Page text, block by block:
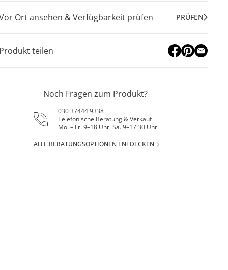
Ort ansehen & Verfügbarkeit prüfen PRÜFEN
teilen
Noch Fragen zum Produkt?
030 37444 9338
Telefonische Beratung & Verkauf
Mo. – Fr. 9–18 Uhr, Sa. 9–17:30 Uhr
ALLE BERATUNGSOPTIONEN ENTDECKEN